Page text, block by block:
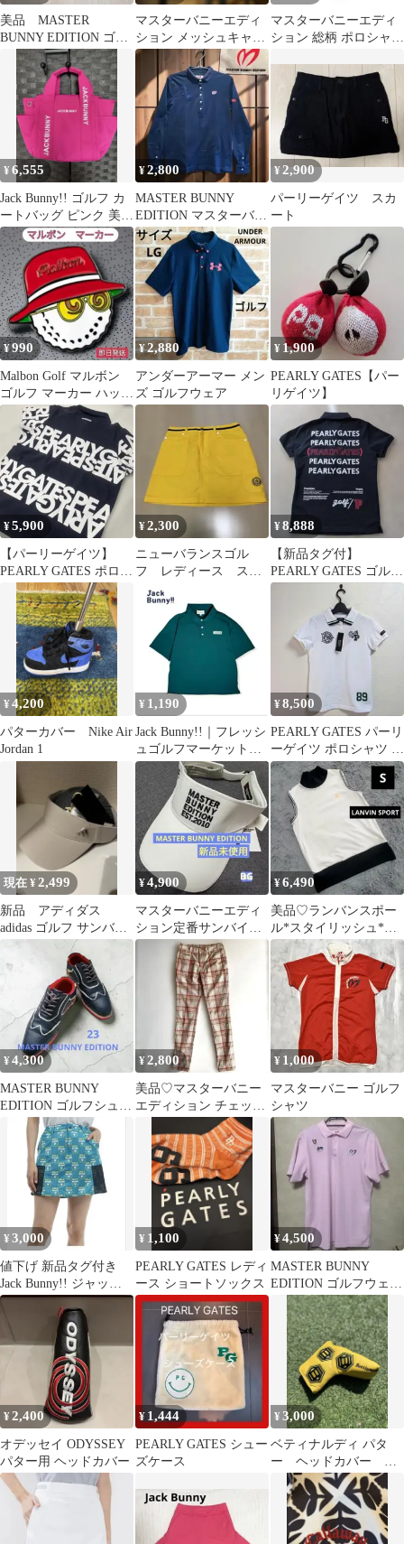
美品 MASTER
BUNNY EDITION ゴル
フ モックネック 半
マスターバニーエディ
ション メッシュキャッ
プ ゴルフキャップ ゴル
フウェア 帽子
マスターバニーエディ
ション 総柄 ポロシャツ
¥6,555
Jack Bunny!! ゴルフ カ
ートバッグ ピンク 美品
パーリーゲイツ
¥2,800
MASTER BUNNY
EDITION マスターバニ
ー長袖ポロシャツ ネイ
ビー
¥2,900
パーリーゲイツ スカ
ート
¥990
Malbon Golf マルボン
ゴルフ マーカー ハット
レッド 即日発送
¥2,880
アンダーアーマー メン
ズ ゴルフウェア
¥ 1,900
PEARLY GATES【パー
リゲイツ】
¥5,900
【パーリーゲイツ】
PEARLY GATES ポロシ
ャツ ネイビー ロゴ 0
¥2,300
ニューバランスゴル
フ レディース スカ
ート
¥8,888
【新品タグ付】
PEARLY GATES ゴルフ
ポロシャツ ネイビー
¥4,200
パターカバー Nike Air
Jordan 1
¥ 1,190
Jack Bunny!!｜フレッシ
ュゴルフマーケットカ
ノコポロシャツゴルフ
シャツ
¥8,500
PEARLY GATES パーリ
ーゲイツ ポロシャツ S
0 ★新品未使用★
現在 ¥2,499
新品 アディダス
adidas ゴルフ サンバイ
ザー メタルバッジバイ
ザー
¥4,900
マスターバニーエディ
ション定番サンバイザ
ー新品未使用ホワイト
白ユニセックスMBE
¥6,490
美品♡ランバンスポー
ル*スタイリッシュ*お
洒落ロゴ*シャツ♡S ゴ
ルフスポーツ
¥4,300
MASTER BUNNY
EDITION ゴルフシュー
ズ ネイビー レッド23㎝
¥2,800
美品♡マスターバニー
エディション チェック
柄 ゴルフパンツ レディ
ース M相当
¥ 1,000
マスターバニー ゴルフ
シャツ
¥ 3,000
値下げ 新品タグ付き
Jack Bunny!! ジャック
バニー スカート 1
¥ 1,100
PEARLY GATES レディ
ース ショートソックス
¥4,500
MASTER BUNNY
EDITION ゴルフウェア
半袖シャツ ピンク
¥2,400
オデッセイ ODYSSEY
パター用 ヘッドカバー
¥ 1,444
PEARLY GATES シュー
ズケース
¥3,000
ベティナルディ パタ
ー ヘッドカバー 新
品 ピンタイプ L
字 ブレード イエロ